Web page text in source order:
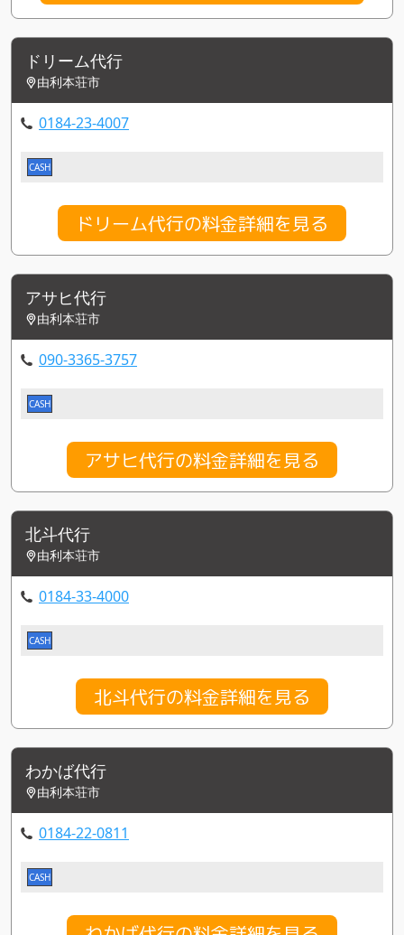
ドリーム代行
由利本荘市
0184-23-4007
CASH
ドリーム代行の料金詳細を見る
アサヒ代行
由利本荘市
090-3365-3757
CASH
アサヒ代行の料金詳細を見る
北斗代行
由利本荘市
0184-33-4000
CASH
北斗代行の料金詳細を見る
わかば代行
由利本荘市
0184-22-0811
CASH